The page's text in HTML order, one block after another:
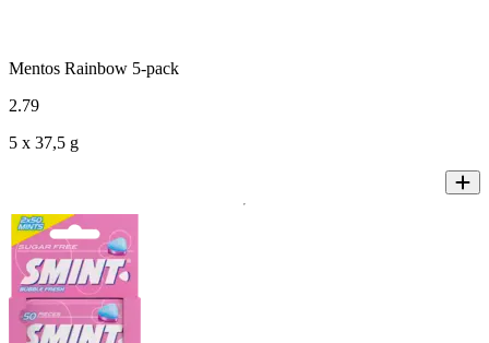
Mentos Rainbow 5-pack
2.79
5 x 37,5 g